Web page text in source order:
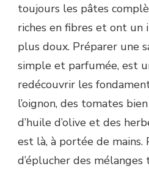
toujours les pâtes
riches en fibres et ont un
plus doux. Préparer une
simple et parfumée, est
redécouvrir les
l’oignon, des tomates
d’huile d’olive et des
est là, à portée de mains.
d’éplucher des